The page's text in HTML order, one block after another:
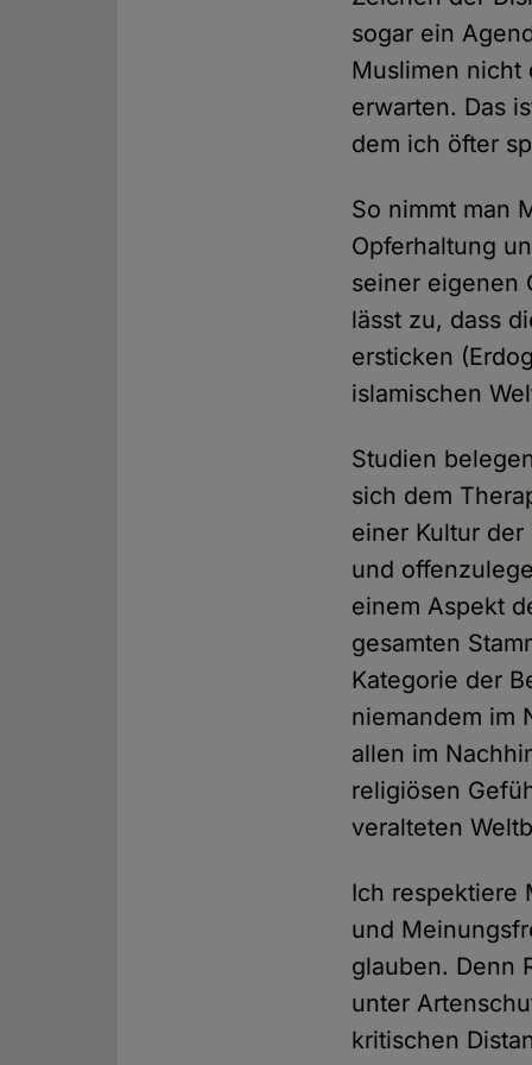
sogar ein
Muslimen nicht
erwarten. Das
dem ich öfter
So nimmt man
Opferhaltung
seiner eigenen
lässt zu, dass
ersticken
islamischen
Studien
sich dem
einer Kultur
und
einem Aspekt
gesamten
Kategorie der
niemandem im
allen im
religiösen
veralteten
Ich respektiere
und
glauben. Denn
unter
kritischen